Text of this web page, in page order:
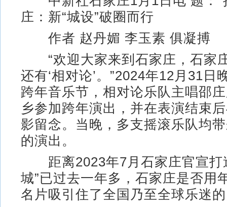
庄：新“城设”破圈而行
作者 赵丹媚 李玉素 俱凝搏
“欢迎大家来到石家庄，石家
还有‘相对论’。”2024年12月31日
跨年音乐节，相对论乐队主唱邵
乡参加跨年演出，并在表演结束
影留念。当晚，多支摇滚乐队均
的演出。
距离2023年7月石家庄官宣打
城”已过去一年多，石家庄是否用
名片吸引住了全国乃至全球乐迷